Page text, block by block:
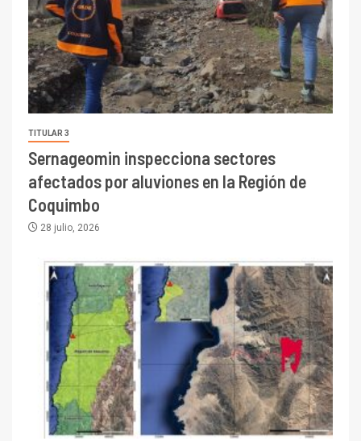
TITULAR 3
Sernageomin inspecciona sectores
afectados por aluviones en la Región de
Coquimbo
28 julio, 2026